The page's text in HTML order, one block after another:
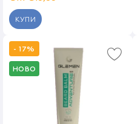
КУПИ
- 17%
НОВО